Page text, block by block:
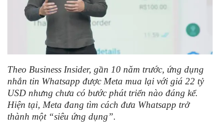
Theo Business Insider, gần 10 năm trước, ứng dụng
nhắn tin Whatsapp được Meta mua lại với giá 22 tỷ
USD nhưng chưa có bước phát triển nào đáng kể.
Hiện tại, Meta đang tìm cách đưa Whatsapp trở
thành một “siêu ứng dụng”.